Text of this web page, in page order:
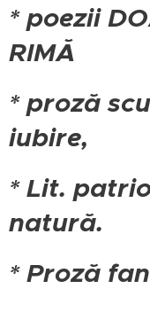
* poezii
RIMĂ
* proză
iubire,
* Lit.
natură.
* Proză